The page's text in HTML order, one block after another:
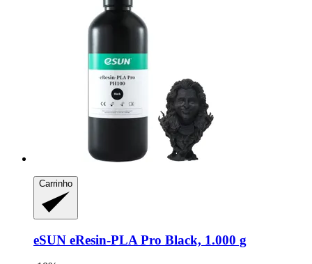
Carrinho
eSUN eResin-​PLA Pro Black, 1.000 g